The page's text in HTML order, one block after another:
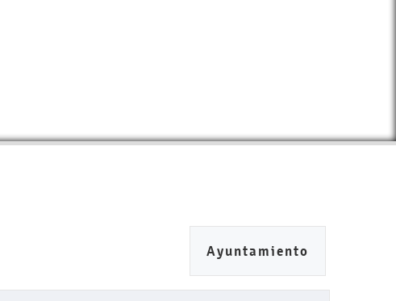
Ayuntamiento